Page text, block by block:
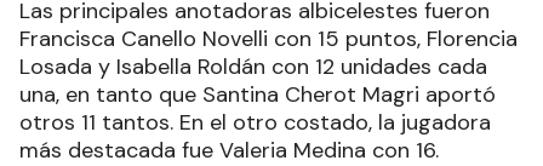
Las principales anotadoras albicelestes fueron
Francisca Canello Novelli con 15 puntos, Florencia
Losada y Isabella Roldán con 12 unidades cada
una, en tanto que Santina Cherot Magri aportó
otros 11 tantos. En el otro costado, la jugadora
más destacada fue Valeria Medina con 16.